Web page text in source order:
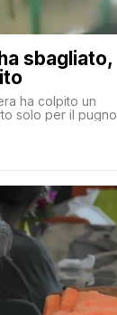
sbagliato,
ha colpito un
solo per il pugno